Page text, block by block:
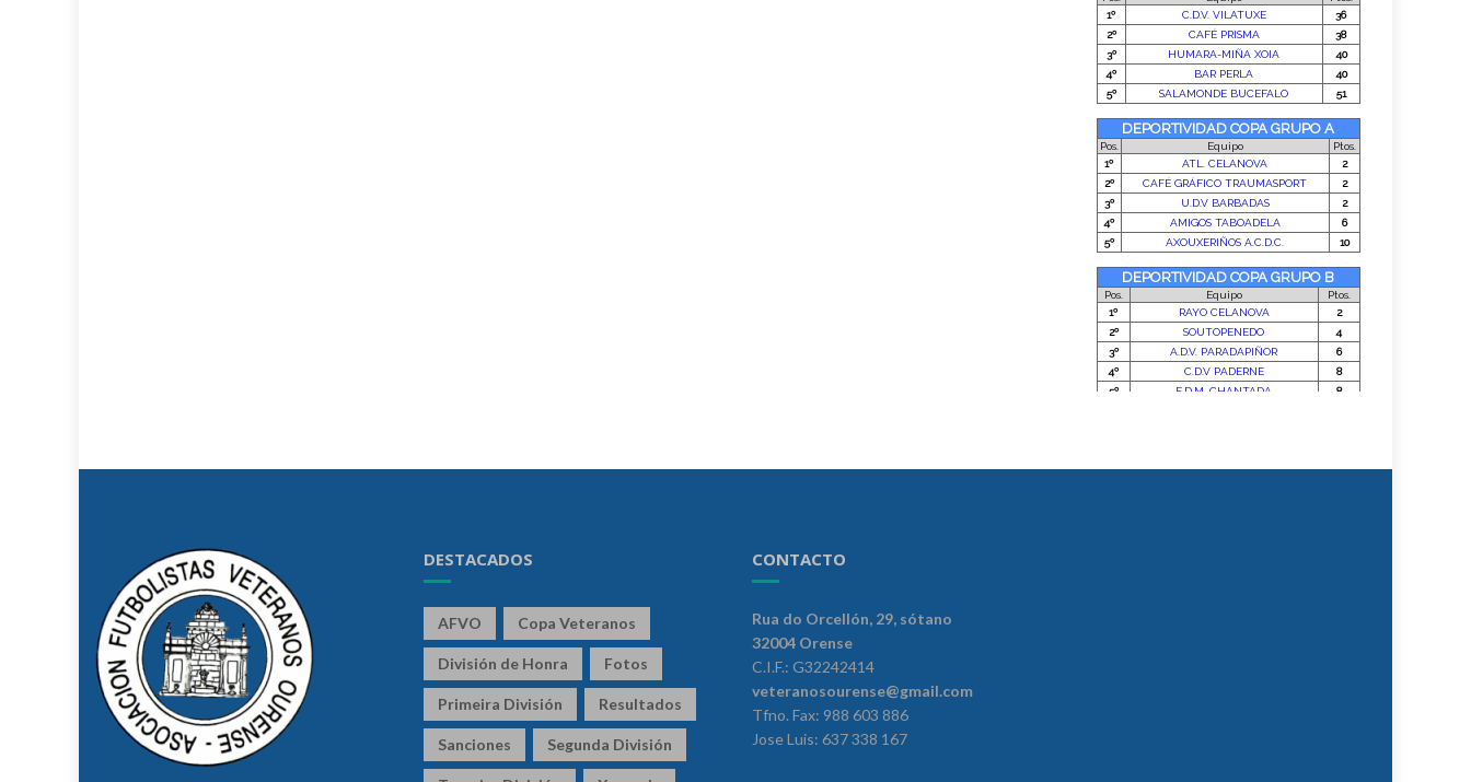
DESTACADOS
AFVO Copa Veteranos
División de Honra Fotos
Primeira División Resultados
Sanciones Segunda División
CONTACTO
Rua do Orcellón, 29, sótano
32004 Orense
C.I.F.: G32242414
veteranosourense@gmail.com
Tfno. Fax: 988 603 886
Jose Luis: 637 338 167